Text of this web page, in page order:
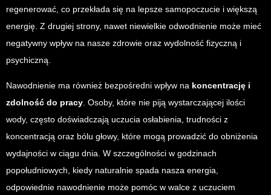
regenerować, co przekłada się na lepsze samopoczucie i większą
energię. Z drugiej strony, nawet niewielkie odwodnienie może mieć
negatywny wpływ na nasze zdrowie oraz wydolność fizyczną i
psychiczną.
Nawodnienie ma również bezpośredni wpływ na koncentrację i
zdolność do pracy . Osoby, które nie piją wystarczającej ilości
wody, często doświadczają uczucia osłabienia, trudności z
koncentracją oraz bólu głowy, które mogą prowadzić do obniżenia
wydajności w ciągu dnia. W szczególności w godzinach
popołudniowych, kiedy naturalnie spada nasza energia,
odpowiednie nawodnienie może pomóc w walce z uczuciem